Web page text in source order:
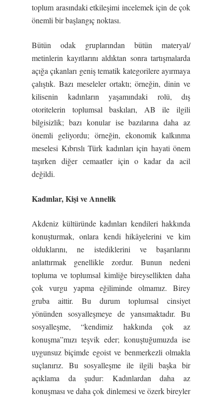
toplum arasındaki etkileşimi incelemek için de çok
önemli bir başlangıç noktası.
Bütün odak gruplarından bütün materyal/
metinlerin kayıtlarını aldıktan sonra tartışmalarda
açığa çıkanları geniş tematik kategorilere ayırmaya
çalıştık. Bazı meseleler ortaktı; örneğin, dinin ve
kilisenin kadınların yaşamındaki rolü, dış
otoritelerin toplumsal baskıları, AB ile ilgili
bilgisizlik; bazı konular ise bazılarına daha az
önemli geliyordu; örneğin, ekonomik kalkınma
meselesi Kıbrıslı Türk kadınları için hayati önem
taşırken diğer cemaatler için o kadar da acil
değildi.
Kadınlar, Kişi ve Annelik
Akdeniz kültüründe kadınları kendileri hakkında
konuşturmak, onlara kendi hikâyelerini ve kim
olduklarını, ne istediklerini ve başarılarını
anlattırmak genellikle zordur. Bunun nedeni
topluma ve toplumsal kimliğe bireysellikten daha
çok vurgu yapma eğiliminde olmamız. Birey
gruba aittir. Bu durum toplumsal cinsiyet
yönünden sosyalleşmeye de yansımaktadır. Bu
sosyalleşme, “kendimiz hakkında çok az
konuşma”mızı teşvik eder; konuştuğumuzda ise
uygunsuz biçimde egoist ve benmerkezli olmakla
suçlanırız. Bu sosyalleşme ile ilgili başka bir
açıklama da şudur: Kadınlardan daha az
konuşması ve daha çok dinlemesi ve özerk bireyler